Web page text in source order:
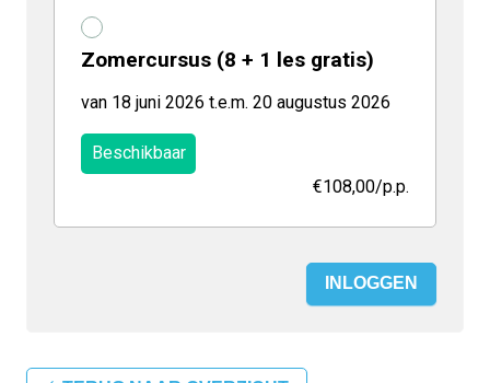
Zomercursus (8 + 1 les gratis)
van 18 juni 2026 t.e.m. 20 augustus 2026
Beschikbaar
€108,00/p.p.
INLOGGEN